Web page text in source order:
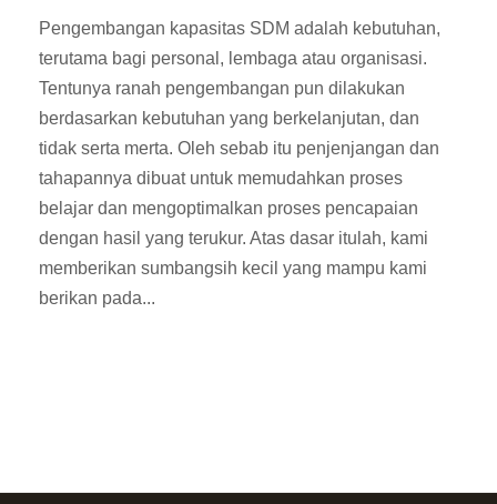
Pengembangan kapasitas SDM adalah kebutuhan,
terutama bagi personal, lembaga atau organisasi.
Tentunya ranah pengembangan pun dilakukan
berdasarkan kebutuhan yang berkelanjutan, dan
tidak serta merta. Oleh sebab itu penjenjangan dan
tahapannya dibuat untuk memudahkan proses
belajar dan mengoptimalkan proses pencapaian
dengan hasil yang terukur. Atas dasar itulah, kami
memberikan sumbangsih kecil yang mampu kami
berikan pada...